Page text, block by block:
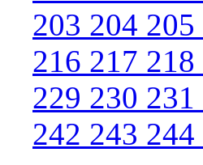
203 204 205
216 217 218
229 230 231
242 243 244